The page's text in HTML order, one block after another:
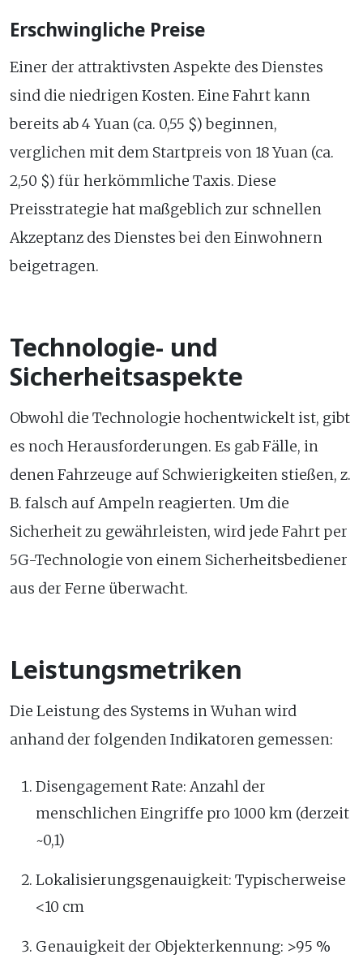
Erschwingliche Preise
Einer der attraktivsten Aspekte des Dienstes
sind die niedrigen Kosten. Eine Fahrt kann
bereits ab 4 Yuan (ca. 0,55 $) beginnen,
verglichen mit dem Startpreis von 18 Yuan (ca.
2,50 $) für herkömmliche Taxis. Diese
Preisstrategie hat maßgeblich zur schnellen
Akzeptanz des Dienstes bei den Einwohnern
beigetragen.
Technologie- und
Sicherheitsaspekte
Obwohl die Technologie hochentwickelt ist, gibt
es noch Herausforderungen. Es gab Fälle, in
denen Fahrzeuge auf Schwierigkeiten stießen, z.
B. falsch auf Ampeln reagierten. Um die
Sicherheit zu gewährleisten, wird jede Fahrt per
5G-Technologie von einem Sicherheitsbediener
aus der Ferne überwacht.
Leistungsmetriken
Die Leistung des Systems in Wuhan wird
anhand der folgenden Indikatoren gemessen:
Disengagement Rate: Anzahl der
menschlichen Eingriffe pro 1000 km (derzeit
~0,1)
Lokalisierungsgenauigkeit: Typischerweise
<10 cm
Genauigkeit der Objekterkennung: >95 %